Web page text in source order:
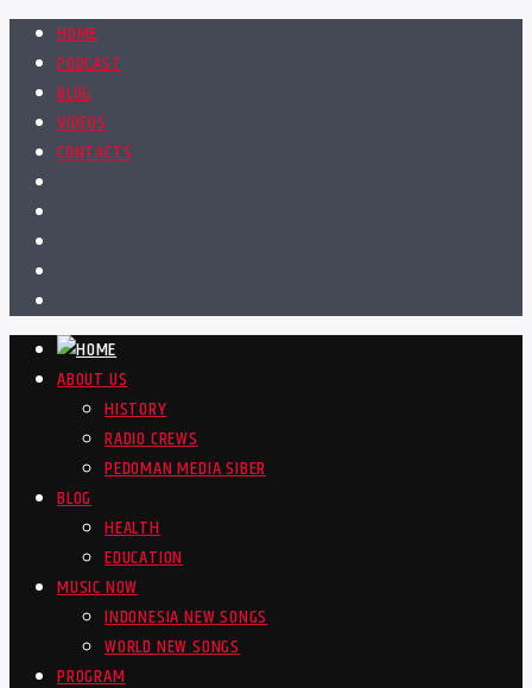
HOME
PODCAST
BLOG
VIDEOS
CONTACTS
ABOUT US
HISTORY
RADIO CREWS
PEDOMAN MEDIA SIBER
BLOG
HEALTH
EDUCATION
MUSIC NOW
INDONESIA NEW SONGS
WORLD NEW SONGS
PROGRAM